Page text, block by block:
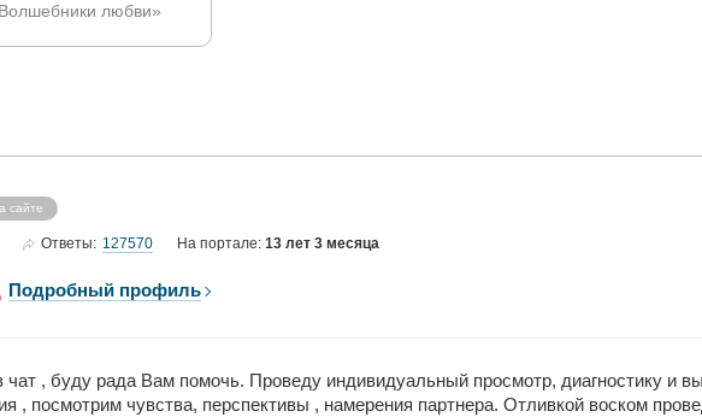
любви»
сайте
Ответы: 127570 На портале: 13 лет 3 месяца
Подробный профиль
, буду рада Вам помочь. Проведу индивидуальный просмотр, диагностику и
, посмотрим чувства, перспективы , намерения партнера. Отливкой воском